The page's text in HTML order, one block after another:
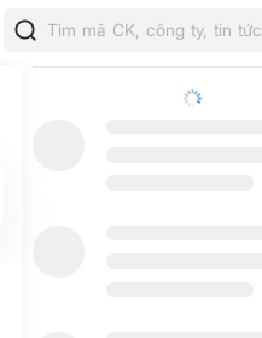
Tìm mã CK, công ty, tin tức